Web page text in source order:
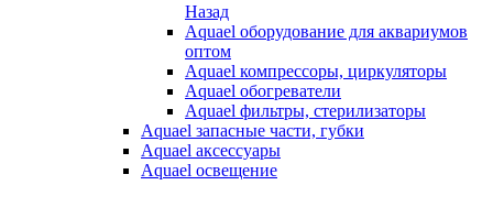
Назад
Aquael оборудование для аквариумов
оптом
Aquael компрессоры, циркуляторы
Aquael обогреватели
Aquael фильтры, стерилизаторы
Aquael запасные части, губки
Aquael аксессуары
Aquael освещение